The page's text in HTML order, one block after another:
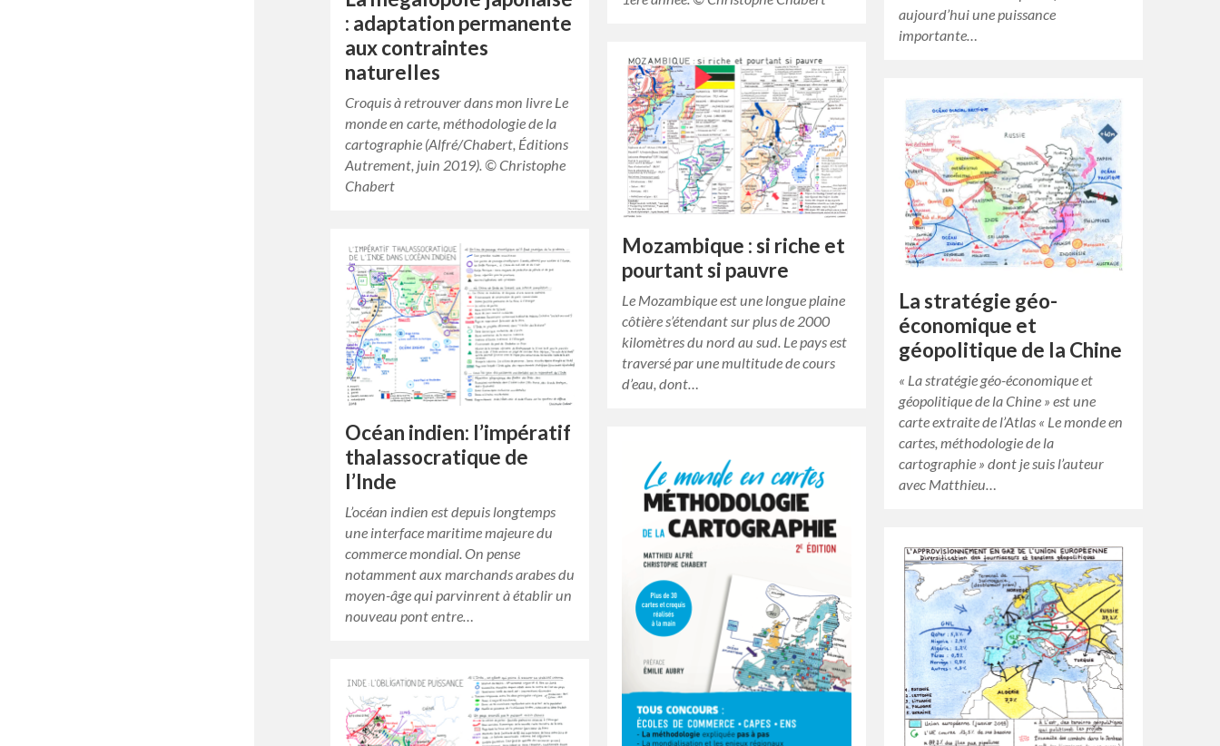
aujourd’hui une puissance
importante…
: adaptation permanente
aux contraintes
naturelles
Croquis à retrouver dans mon livre Le
monde en carte, méthodologie de la
cartographie (Alfré/Chabert, Éditions
Autrement, juin 2019). © Christophe
Chabert
Mozambique : si riche et
pourtant si pauvre
Le Mozambique est une longue plaine
côtière s’étendant sur plus de 2000
kilomètres du nord au sud. Le pays est
traversé par une multitude de cours
d’eau, dont…
La stratégie géo-
économique et
géopolitique de la Chine
« La stratégie géo-économique et
géopolitique de la Chine » est une
carte extraite de l’Atlas « Le monde en
cartes, méthodologie de la
cartographie » dont je suis l’auteur
avec Matthieu…
Océan indien: l’impératif
thalassocratique de
l’Inde
L’océan indien est depuis longtemps
une interface maritime majeure du
commerce mondial. On pense
notamment aux marchands arabes du
moyen-âge qui parvinrent à établir un
nouveau pont entre…